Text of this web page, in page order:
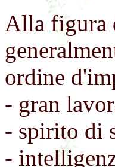
Alla figura
ordine
- gran
- spirito di
-